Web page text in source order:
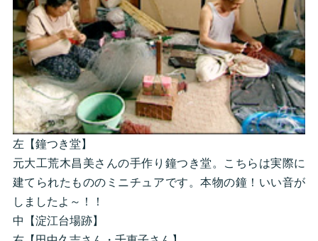
左【鐘つき堂】
元大工荒木昌美さんの手作り鐘つき堂。こちらは実際に
建てられたもののミニチュアです。本物の鐘！いい音が
しましたよ～！！
中【淀江台場跡】